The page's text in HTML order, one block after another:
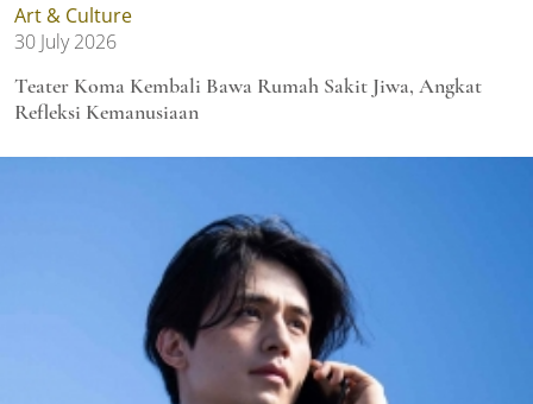
Art & Culture
30 July 2026
Teater Koma Kembali Bawa Rumah Sakit Jiwa, Angkat
Refleksi Kemanusiaan